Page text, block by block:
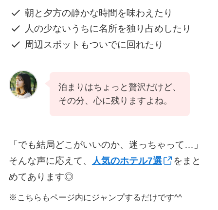
朝と夕方の静かな時間を味わえたり
人の少ないうちに名所を独り占めしたり
周辺スポットもついでに回れたり
泊まりはちょっと贅沢だけど、
その分、心に残りますよね。
「でも結局どこがいいのか、迷っちゃって…」
そんな声に応えて、
人気のホテル7選
をまと
めてあります◎
※こちらもページ内にジャンプするだけです^^